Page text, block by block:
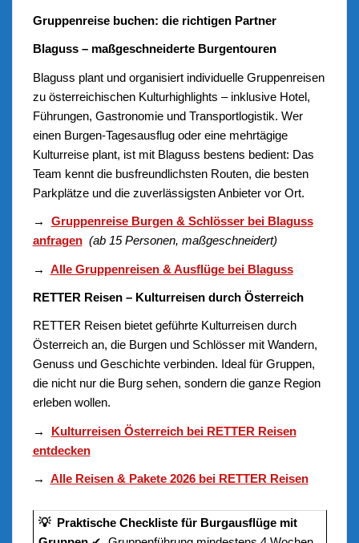
Gruppenreise buchen: die richtigen Partner
Blaguss – maßgeschneiderte Burgentouren
Blaguss plant und organisiert individuelle Gruppenreisen
zu österreichischen Kulturhighlights – inklusive Hotel,
Führungen, Gastronomie und Transportlogistik. Wer
einen Burgen-Tagesausflug oder eine mehrtägige
Kulturreise plant, ist mit Blaguss bestens bedient: Das
Team kennt die busfreundlichsten Routen, die besten
Parkplätze und die zuverlässigsten Anbieter vor Ort.
→ Gruppenreise Burgen & Schlösser bei Blaguss
anfragen(ab 15 Personen, maßgeschneidert)
→ Alle Gruppenreisen & Ausflüge bei Blaguss
RETTER Reisen – Kulturreisen durch Österreich
RETTER Reisen bietet geführte Kulturreisen durch
Österreich an, die Burgen und Schlösser mit Wandern,
Genuss und Geschichte verbinden. Ideal für Gruppen,
die nicht nur die Burg sehen, sondern die ganze Region
erleben wollen.
→ Kulturreisen Österreich bei RETTER Reisen
entdecken
→ Alle Reisen & Pakete 2026 bei RETTER Reisen
💡 Praktische Checkliste für Burgausflüge mit